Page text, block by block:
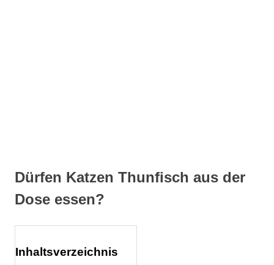
Dürfen Katzen Thunfisch aus der
Dose essen?
Inhaltsverzeichnis